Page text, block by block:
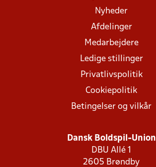
Nyheder
Afdelinger
Medarbejdere
Ledige stillinger
Privatlivspolitik
Cookiepolitik
Betingelser og vilkår
Dansk Boldspil-Union
DBU Allé 1
2605 Brøndby